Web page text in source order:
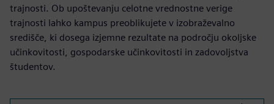
trajnosti. Ob upoštevanju celotne vrednostne verige
trajnosti lahko kampus preoblikujete v izobraževalno
središče, ki dosega izjemne rezultate na področju okoljske
učinkovitosti, gospodarske učinkovitosti in zadovoljstva
študentov.